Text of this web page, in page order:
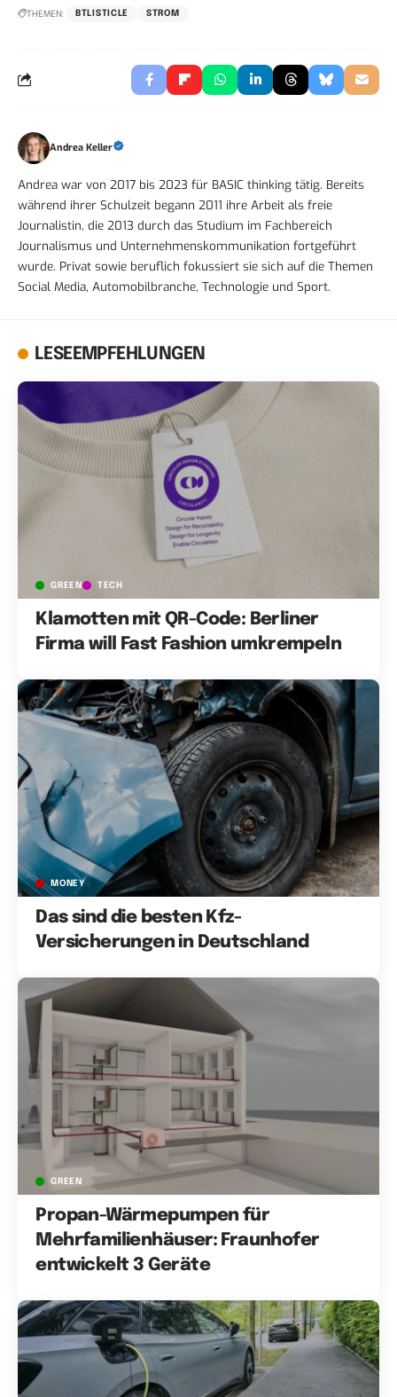
THEMEN: BTLISTICLE STROM
Andrea Keller
Andrea war von 2017 bis 2023 für BASIC thinking tätig. Bereits
während ihrer Schulzeit begann 2011 ihre Arbeit als freie
Journalistin, die 2013 durch das Studium im Fachbereich
Journalismus und Unternehmenskommunikation fortgeführt
wurde. Privat sowie beruflich fokussiert sie sich auf die Themen
Social Media, Automobilbranche, Technologie und Sport.
LESEEMPFEHLUNGEN
GREEN TECH
Klamotten mit QR-Code: Berliner
Firma will Fast Fashion umkrempeln
MONEY
Das sind die besten Kfz-
Versicherungen in Deutschland
GREEN
Propan-Wärmepumpen für
Mehrfamilienhäuser: Fraunhofer
entwickelt 3 Geräte